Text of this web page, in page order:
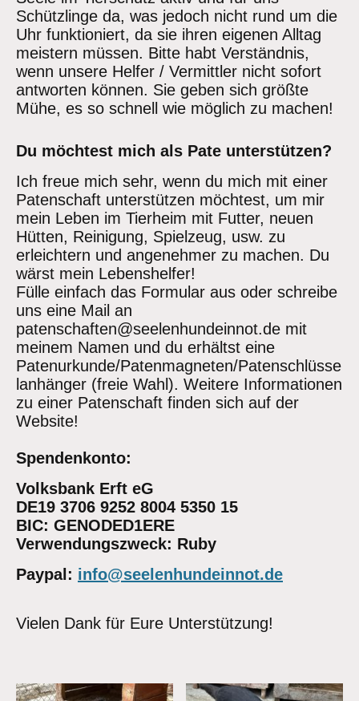
Schützlinge da, was jedoch nicht rund um die
Uhr funktioniert, da sie ihren eigenen Alltag
meistern müssen. Bitte habt Verständnis,
wenn unsere Helfer / Vermittler nicht sofort
antworten können. Sie geben sich größte
Mühe, es so schnell wie möglich zu machen!
Du möchtest mich als Pate unterstützen?
Ich freue mich sehr, wenn du mich mit einer
Patenschaft unterstützen möchtest, um mir
mein Leben im Tierheim mit Futter, neuen
Hütten, Reinigung, Spielzeug, usw. zu
erleichtern und angenehmer zu machen. Du
wärst mein Lebenshelfer!
Fülle einfach das Formular aus oder schreibe
uns eine Mail an
patenschaften@seelenhundeinnot.de mit
meinem Namen und du erhältst eine
Patenurkunde/Patenmagneten/Patenschlüsse
lanhänger (freie Wahl). Weitere Informationen
zu einer Patenschaft finden sich auf der
Website!
Spendenkonto:
Volksbank Erft eG
DE19 3706 9252 8004 5350 15
BIC: GENODED1ERE
Verwendungszweck: Ruby
Paypal: info@seelenhundeinnot.de
Vielen Dank für Eure Unterstützung!